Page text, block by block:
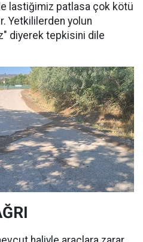
lastiğimiz patlasa çok kötü
Yetkililerden yolun
diyerek tepkisini dile